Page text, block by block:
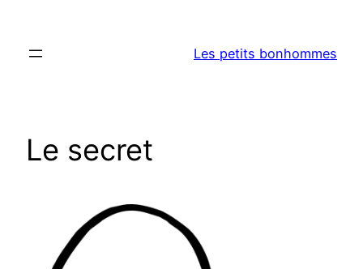
contenu
Les petits bonhommes
Le secret